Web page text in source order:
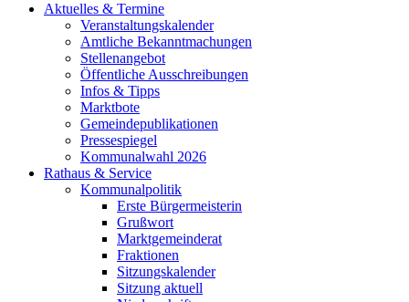
Aktuelles & Termine
Veranstaltungskalender
Amtliche Bekanntmachungen
Stellenangebot
Öffentliche Ausschreibungen
Infos & Tipps
Marktbote
Gemeindepublikationen
Pressespiegel
Kommunalwahl 2026
Rathaus & Service
Kommunalpolitik
Erste Bürgermeisterin
Grußwort
Marktgemeinderat
Fraktionen
Sitzungskalender
Sitzung aktuell